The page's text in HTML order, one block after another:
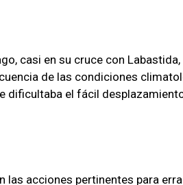
casi en su cruce con
de las condiciones
dificultaba el fácil
las acciones pertinentes para